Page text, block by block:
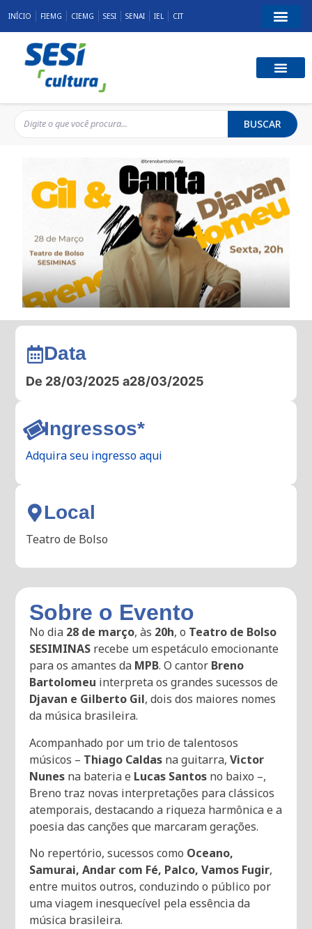
INÍCIO FIEMG CIEMG SESI SENAI IEL CIT
BUSCAR
Data
De 28/03/2025 a28/03/2025
Ingressos*
Adquira seu ingresso aqui
Local
Teatro de Bolso
Sobre o Evento
No dia 28 de março, às 20h, o Teatro de Bolso
SESIMINAS recebe um espetáculo emocionante
para os amantes da MPB. O cantor Breno
Bartolomeu interpreta os grandes sucessos de
Djavan e Gilberto Gil, dois dos maiores nomes
da música brasileira.
Acompanhado por um trio de talentosos
músicos – Thiago Caldas na guitarra,Victor
Nunes na bateria e Lucas Santos no baixo –,
Breno traz novas interpretações para clássicos
atemporais, destacando a riqueza harmônica e a
poesia das canções que marcaram gerações.
No repertório, sucessos como Oceano,
Samurai, Andar com Fé, Palco, Vamos Fugir,
entre muitos outros, conduzindo o público por
uma viagem inesquecível pela essência da
música brasileira.